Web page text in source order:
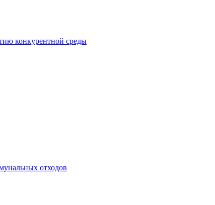
конкурентной среды
отходов